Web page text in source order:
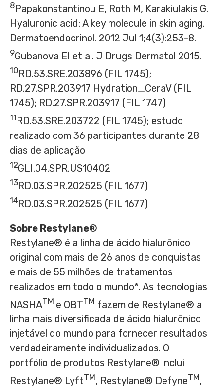
8Papakonstantinou E, Roth M, Karakiulakis G.
Hyaluronic acid: A key molecule in skin aging.
Dermatoendocrinol. 2012 Jul 1;4(3):253-8.
9Gubanova EI et al. J Drugs Dermatol 2015.
10RD.53.SRE.203896 (FIL 1745);
RD.27.SPR.203917 Hydration_CeraV (FIL
1745); RD.27.SPR.203917 (FIL 1747)
11RD.53.SRE.203722 (FIL 1745); estudo
realizado com 36 participantes durante 28
dias de aplicação
12GLI.04.SPR.US10402
13RD.03.SPR.202525 (FIL 1677)
14RD.03.SPR.202525 (FIL 1677)
Sobre Restylane®
Restylane® é a linha de ácido hialurônico
original com mais de 26 anos de conquistas
e mais de 55 milhões de tratamentos
realizados em todo o mundo*. As tecnologias
NASHATM e OBTTM fazem de Restylane® a
linha mais diversificada de ácido hialurônico
injetável do mundo para fornecer resultados
verdadeiramente individualizados. O
portfólio de produtos Restylane® inclui
Restylane® LyftTM, Restylane® DefyneTM,